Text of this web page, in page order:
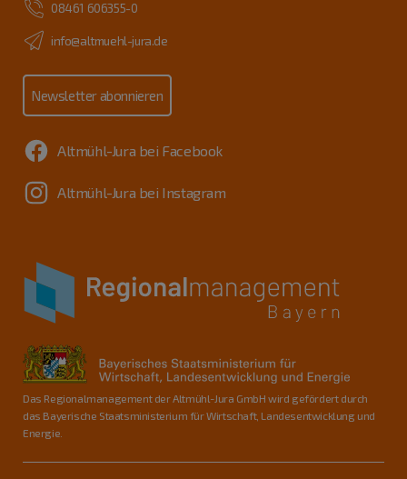
08461 606355-0
info@altmuehl-jura.de
Newsletter abonnieren
Altmühl-Jura bei Facebook
Altmühl-Jura bei Instagram
Das Regionalmanagement der Altmühl-Jura GmbH wird gefördert durch
das Bayerische Staatsministerium für Wirtschaft, Landesentwicklung und
Energie.